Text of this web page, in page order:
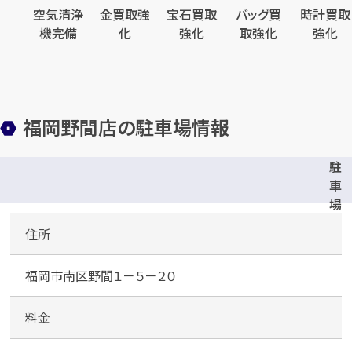
空気清浄
機完備
金買取強
化
宝石買取
強化
バッグ買
取強化
時計買取
強化
福岡野間店の駐車場情報
駐
車
場
(
台
住所
福岡市南区野間１－５－２０
料金